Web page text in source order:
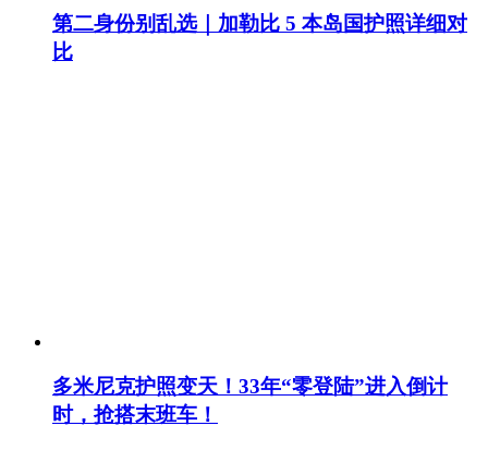
第二身份别乱选｜加勒比 5 本岛国护照详细对
比
多米尼克护照变天！33年“零登陆”进入倒计
时，抢搭末班车！